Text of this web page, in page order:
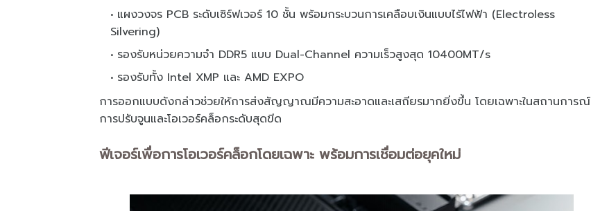
แผงวงจร PCB ระดับเซิร์ฟเวอร์ 10 ชั้น พร้อมกระบวนการเคลือบเงินแบบไร้ไฟฟ้า (Electroless
Silvering)
รองรับหน่วยความจำ DDR5 แบบ Dual-Channel ความเร็วสูงสุด 10400MT/s
รองรับทั้ง Intel XMP และ AMD EXPO
การออกแบบดังกล่าวช่วยให้การส่งสัญญาณมีความสะอาดและเสถียรมากยิ่งขึ้น โดยเฉพาะในสถานการณ์
การปรับจูนและโอเวอร์คล็อกระดับสุดขีด
ฟีเจอร์เพื่อการโอเวอร์คล็อกโดยเฉพาะ พร้อมการเชื่อมต่อยุคใหม่